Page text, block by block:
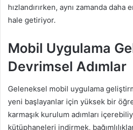
hızlandırırken, aynı zamanda
hale getiriyor.
Mobil Uygulama
Devrimsel Adımlar
Geleneksel mobil uygulama
yeni başlayanlar için yüksek bir
karmaşık kurulum adımları
kütüphaneleri indirmek,